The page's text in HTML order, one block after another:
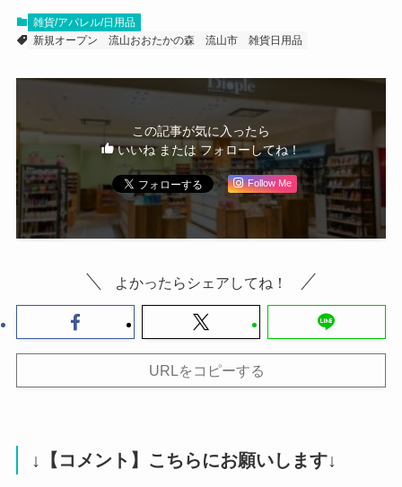
雑貨/アパレル/日用品
新規オープン
流山おおたかの森 流山市 雑貨日用品
この記事が気に入ったら
いいね または フォローしてね！
Follow Me
よかったらシェアしてね！
URLをコピーする
↓【コメント】こちらにお願いします↓